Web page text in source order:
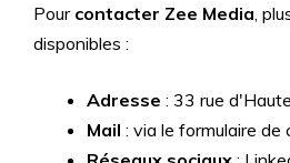
Pour contacter Zee Media ,
disponibles :
Adresse : 33 rue
Mail : via le formulaire de